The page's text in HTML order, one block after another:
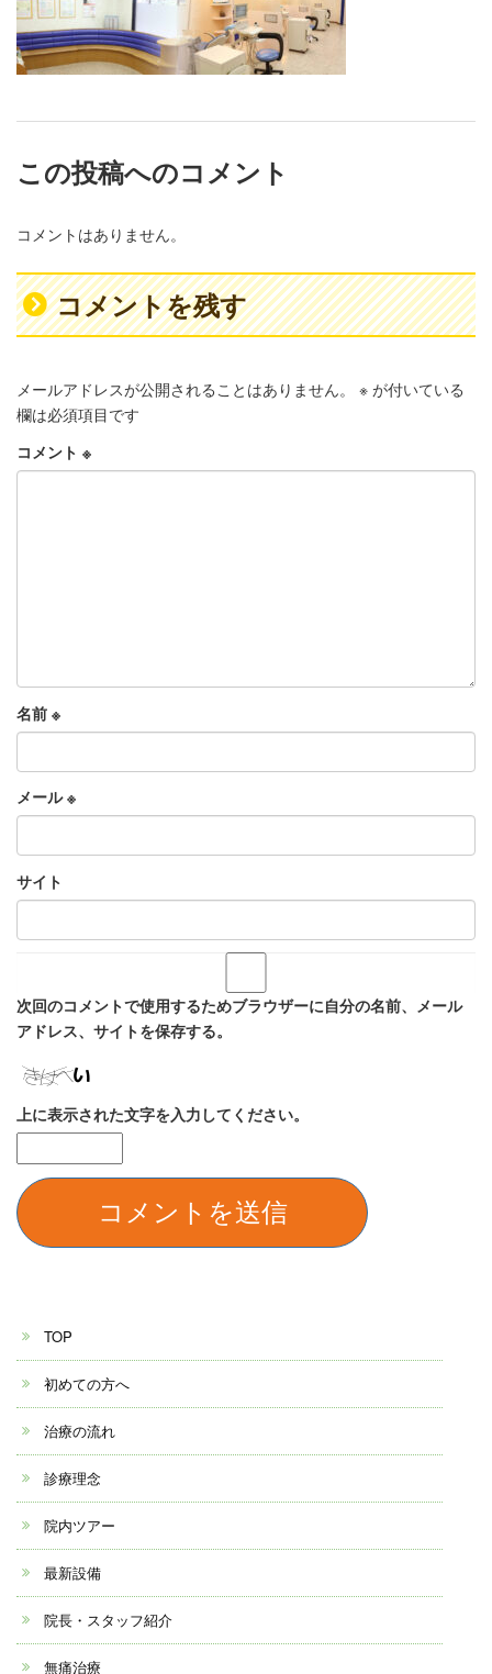
この投稿へのコメント
コメントはありません。
コメントを残す
メールアドレスが公開されることはありません。 ※ が付いている
欄は必須項目です
コメント ※
名前 ※
メール※
サイト
次回のコメントで使用するためブラウザーに自分の名前、メール
アドレス、サイトを保存する。
上に表示された文字を入力してください。
TOP
初めての方へ
治療の流れ
診療理念
院内ツアー
最新設備
院長・スタッフ紹介
無痛治療